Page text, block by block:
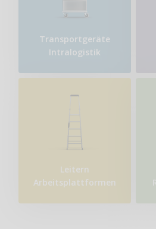
Transport​geräte
Intralogistik
Leitern
Arbeitsplattformen